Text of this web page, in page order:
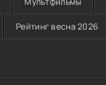
Рейтинг весна 2026